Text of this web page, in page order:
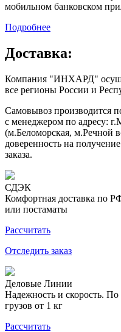
мобильном банковском
Подробнее
Доставка:
Компания "ИНХАРД"
все регионы России и
Самовывоз производится
с менеджером по адресу:
(м.Беломорская, м.Речной
доверенность на
заказа.
СДЭК
Комфортная доставка по
или постаматы
Рассчитать
Отследить заказ
Деловые Линии
Надежность и скорость.
грузов от 1 кг
Рассчитать